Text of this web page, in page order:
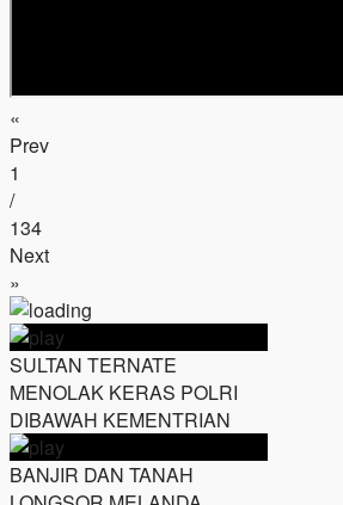
«
Prev
1
/
134
Next
»
SULTAN TERNATE
MENOLAK KERAS POLRI
DIBAWAH KEMENTRIAN
BANJIR DAN TANAH